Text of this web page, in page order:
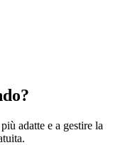
adatte e a gestire la